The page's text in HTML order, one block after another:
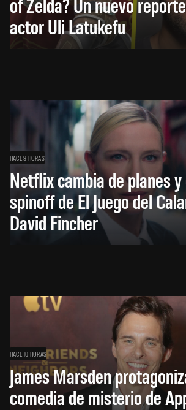
actor Uli Latukefu
HACE 9 HORAS
Netflix cambia de planes
spinoff de El Juego del
David Fincher
HACE 10 HORAS
James Marsden
comedia de misterio de